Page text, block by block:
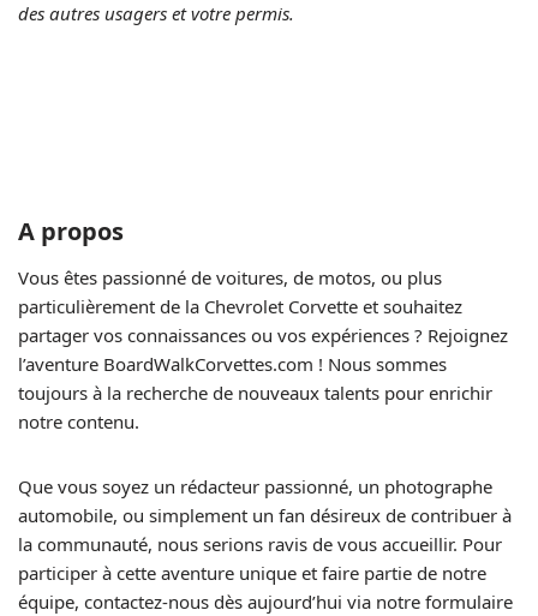
des autres usagers et votre permis.
A propos
Vous êtes passionné de voitures, de motos, ou plus
particulièrement de la Chevrolet Corvette et souhaitez
partager vos connaissances ou vos expériences ? Rejoignez
l’aventure BoardWalkCorvettes.com ! Nous sommes
toujours à la recherche de nouveaux talents pour enrichir
notre contenu.
Que vous soyez un rédacteur passionné, un photographe
automobile, ou simplement un fan désireux de contribuer à
la communauté, nous serions ravis de vous accueillir. Pour
participer à cette aventure unique et faire partie de notre
équipe, contactez-nous dès aujourd’hui via notre formulaire